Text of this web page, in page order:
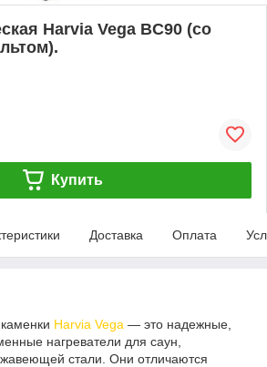
Harvia Vega BC90 (со
Купить
Доставка Оплата
Harvia Vega — это надежные,
нагреватели для саун,
стали. Они отличаются